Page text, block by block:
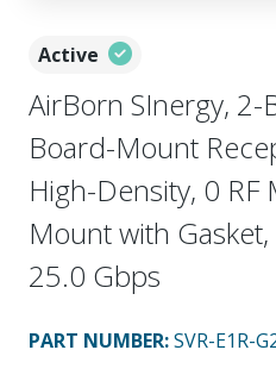
Active
AirBorn SInergy, 2-
Board-Mount
High-Density, 0 RF
Mount with
25.0 Gbps
PART NUMBER:SVR-E1R-